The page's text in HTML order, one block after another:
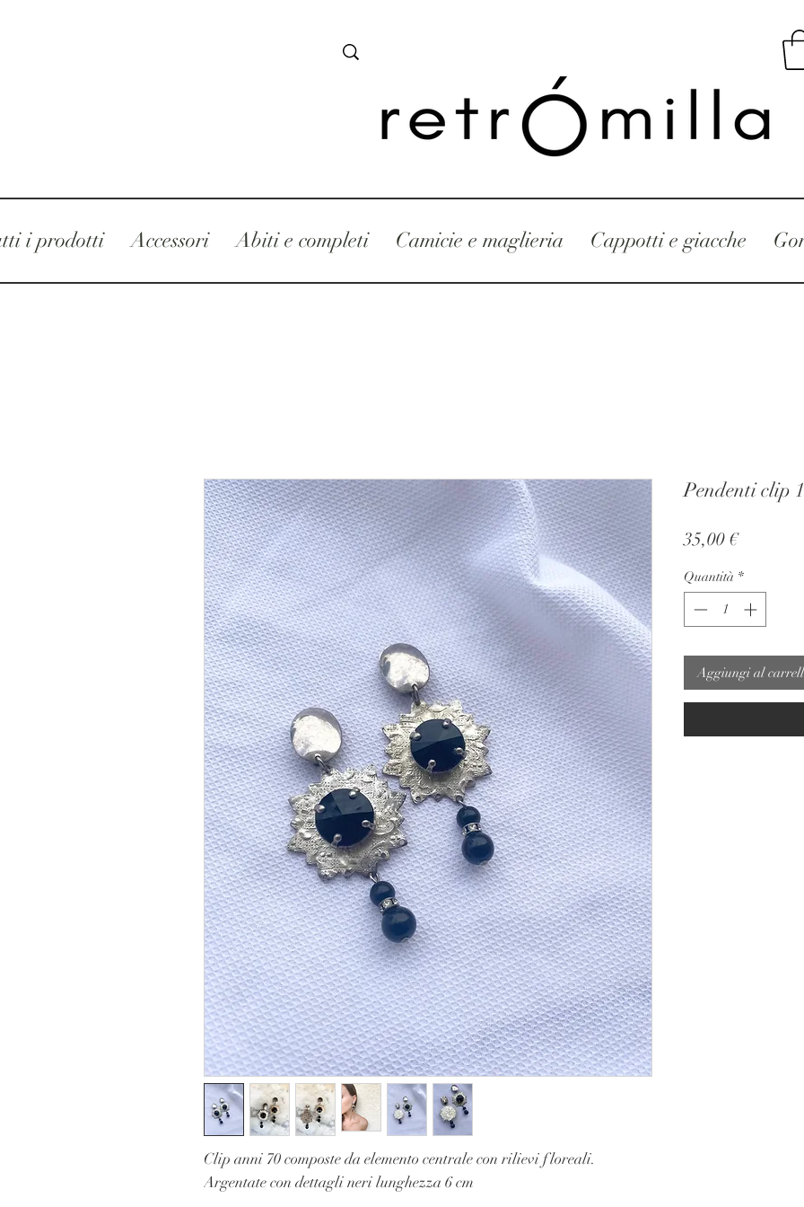
i prodotti Accessori Abiti e completi Camicie e maglieria Cappotti e giacche
Clip anni 70 composte da elemento centrale con rilievi floreali.
Argentate con dettagli neri lunghezza 6 cm
Pendenti clip
35,00 €Prezzo
Quantità *
Aggiungi al